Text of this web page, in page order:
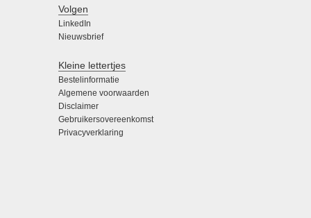
Volgen
LinkedIn
Nieuwsbrief
Kleine lettertjes
Bestelinformatie
Algemene voorwaarden
Disclaimer
Gebruikersovereenkomst
Privacyverklaring